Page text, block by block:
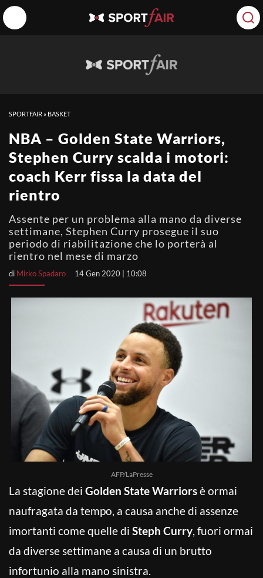
SPORTFAIR » BASKET
NBA – Golden State Warriors,
Stephen Curry scalda i motori:
coach Kerr fissa la data del
rientro
Assente per un problema alla mano da diverse
settimane, Stephen Curry prosegue il suo
periodo di riabilitazione che lo porterà al
rientro nel mese di marzo
di Mirko Spadaro 14 Gen 2020 | 10:08
AFP/LaPresse
La stagione dei Golden State Warriorsè ormai
naufragata da tempo, a causa anche di assenze
imortanti come quelle di Steph Curry, fuori ormai
da diverse settimane a causa di un brutto
infortunio alla mano sinistra.